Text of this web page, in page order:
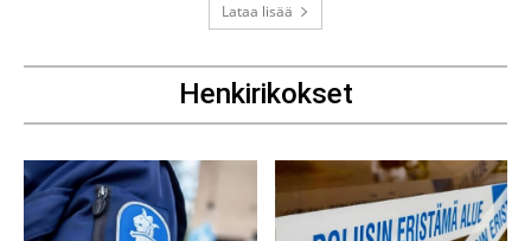
Lataa lisää
Henkirikokset